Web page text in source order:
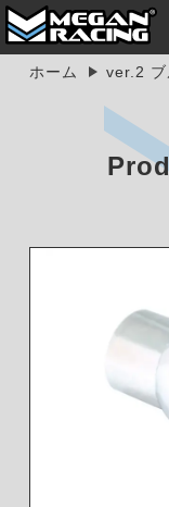
ホーム ver.2 ブ